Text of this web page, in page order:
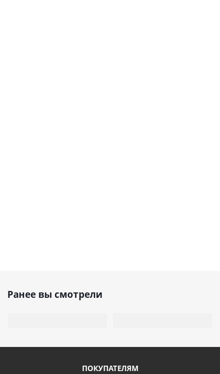
Ранее вы смотрели
ПОКУПАТЕЛЯМ